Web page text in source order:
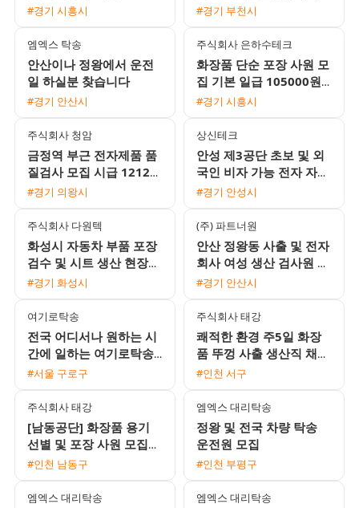
#경기 시흥시 #경기 부천시
엠엑스 탁송
안산이나 정왕에서 운전
일 하실분 찾습니다
#경기 안산시
주식회사 은하수테크
화장품 단순 포장 사원 모
집 기본 일급 105000원
외국인 지원 가능
#경기 시흥시
주식회사 청암
금정역 부근 전자제품 품
질검사 모집 시급 12120
원 주급 가능 완벽한 좌식
#경기 의왕시
상신테크
안성 제3공단 초보 및 외
국인 비자 가능 전자 자동
차 부품 조립 검수 용접
#경기 안성시
주식회사 다원텍
화성시 자동차 부품 포장
검수 및 시트 생산 현장
사원 채용
#경기 화성시
(주) 파트너원
안산 정왕동 사출 및 전자
회사 여성 생산 검사원 모
집 주급 일당 지급 및 통
#경기 안산시
여기로탁송
전국 어디서나 원하는 시
간에 일하는 여기로탁송
운전기사 모집 (초보 및
#서울 구로구
주식회사 태강
쾌적한 환경 주5일 화장
품 뚜껑 사출 생산직 채용
주급 가능 및 정직원 전환
#인천 서구
주식회사 태강
[남동공단] 화장품 용기
선별 및 포장 사원 모집
(주급 가능 / 주5일 2교
#인천 남동구
엠엑스 대리탁송
정왕 및 전국 차량 탁송
운전원 모집
#인천 부평구
엠엑스 대리탁송 엠엑스 대리탁송